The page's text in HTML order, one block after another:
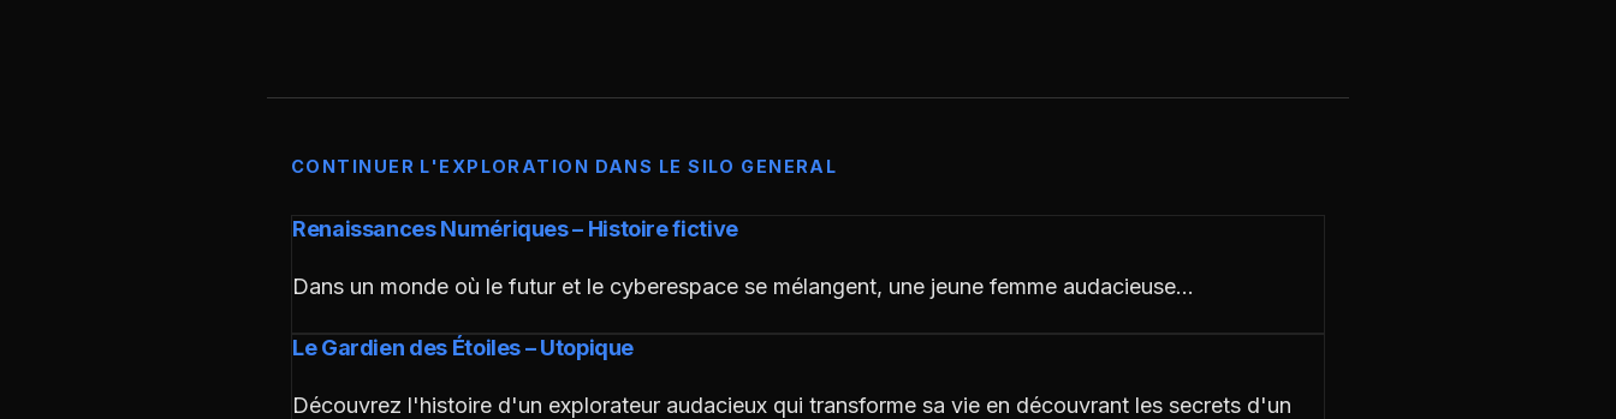
CONTINUER L'EXPLORATION DANS LE SILO GENERAL
Renaissances Numériques – Histoire fictive
Dans un monde où le futur et le cyberespace se mélangent, une jeune femme audacieuse…
Le Gardien des Étoiles – Utopique
Découvrez l'histoire d'un explorateur audacieux qui transforme sa vie en découvrant les secrets d'un